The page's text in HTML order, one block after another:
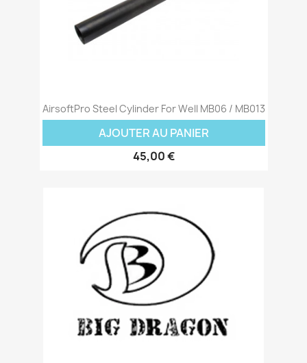
AirsoftPro Steel Cylinder For Well MB06 / MB013
AJOUTER AU PANIER
45,00 €